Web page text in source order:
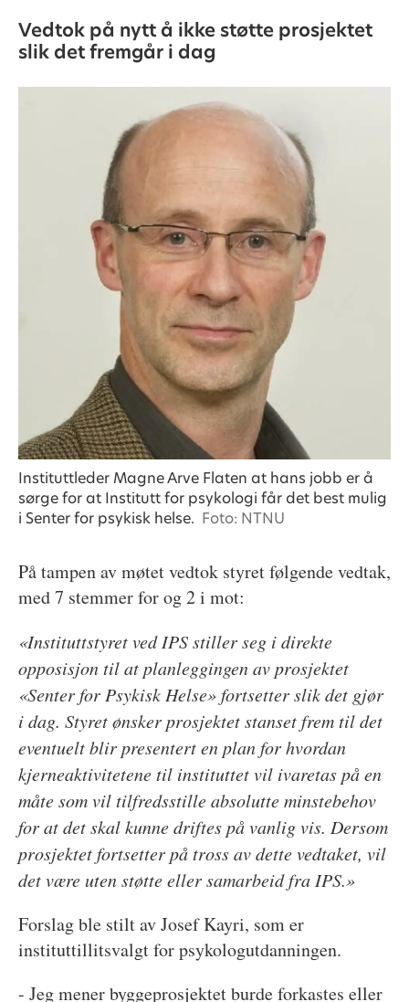
Vedtok på nytt å ikke støtte prosjektet
slik det fremgår i dag
Instituttleder Magne Arve Flaten at hans jobb er å
sørge for at Institutt for psykologi får det best mulig
i Senter for psykisk helse. Foto: NTNU
På tampen av møtet vedtok styret følgende vedtak,
med 7 stemmer for og 2 i mot:
«Instituttstyret ved IPS stiller seg i direkte
opposisjon til at planleggingen av prosjektet
«Senter for Psykisk Helse» fortsetter slik det gjør
i dag. Styret ønsker prosjektet stanset frem til det
eventuelt blir presentert en plan for hvordan
kjerneaktivitetene til instituttet vil ivaretas på en
måte som vil tilfredsstille absolutte minstebehov
for at det skal kunne driftes på vanlig vis. Dersom
prosjektet fortsetter på tross av dette vedtaket, vil
det være uten støtte eller samarbeid fra IPS.»
Forslag ble stilt av Josef Kayri, som er
instituttillitsvalgt for psykologutdanningen.
- Jeg mener byggeprosjektet burde forkastes eller